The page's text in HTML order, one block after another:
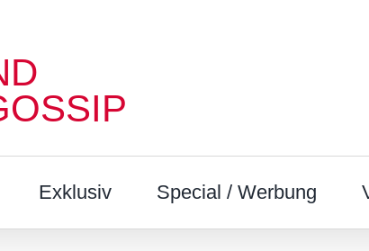
Exklusiv Special / Werbung